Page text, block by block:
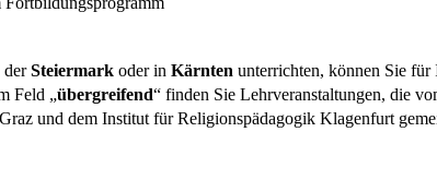
derSteiermark oder in Kärnten unterrichten, können Sie für
Feld „übergreifend“ finden Sie Lehrveranstaltungen, die
und dem Institut für Religionspädagogik Klagenfurt